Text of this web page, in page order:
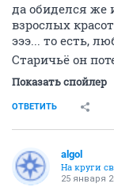
да обиделся же
взрослых
эээ... то есть,
Старичьё он
Показать спойлер
ОТВЕТИТЬ
аlgоl
На круги
25 января